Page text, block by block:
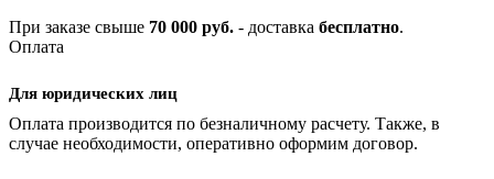
При заказе свыше 70 000 руб. - доставка бесплатно.
Оплата
Для юридических лиц
Оплата производится по безналичному расчету. Также, в
случае необходимости, оперативно оформим договор.